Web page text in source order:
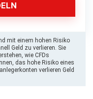
mit einem hohen Risiko
Geld zu verlieren. Sie
wie CFDs
das hohe Risiko eines
verlieren Geld